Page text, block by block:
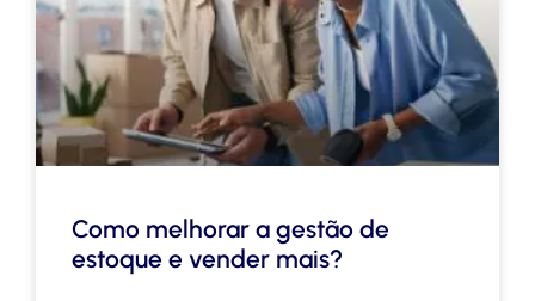
Como melhorar a gestão de
estoque e vender mais?